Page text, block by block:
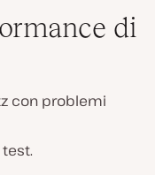
di
con problemi